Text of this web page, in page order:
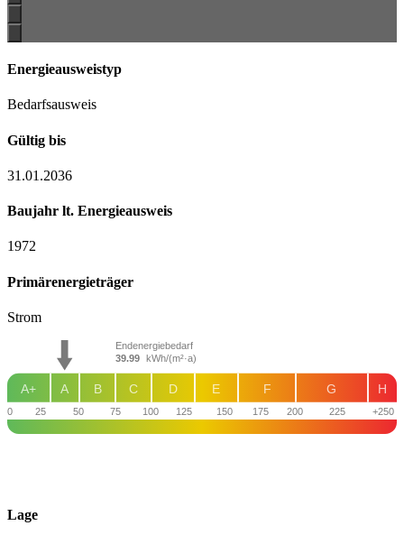
Energieausweistyp
Bedarfsausweis
Gültig bis
31.01.2036
Baujahr lt. Energieausweis
1972
Primärenergieträger
Strom
0 25 50 75 100 125 150 175 200 225 +250
H
G
F
E
D
C
B
A
A+
Endenergiebedarf
39.99
kWh/(m²·a)
Lage